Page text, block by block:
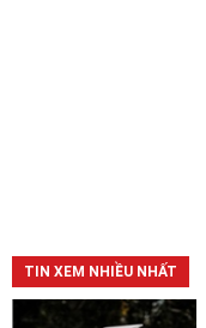
TIN XEM NHIỀU NHẤT